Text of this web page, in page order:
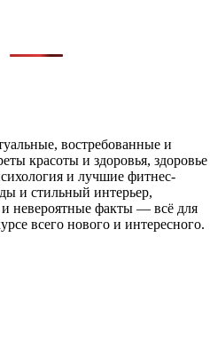
востребованные и
красоты и здоровья, здоровье
и лучшие фитнес-
и стильный интерьер,
невероятные факты — всё для
всего нового и интересного.